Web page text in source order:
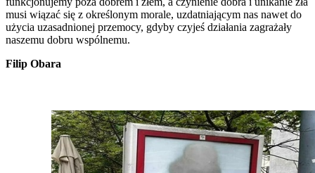
musi wiązać się z określonym morale, uzdatniającym nas nawet do
użycia uzasadnionej przemocy, gdyby czyjeś działania zagrażały
naszemu dobru wspólnemu.
Filip Obara